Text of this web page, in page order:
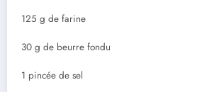
125 g de farine
30 g de beurre fondu
1 pincée de sel